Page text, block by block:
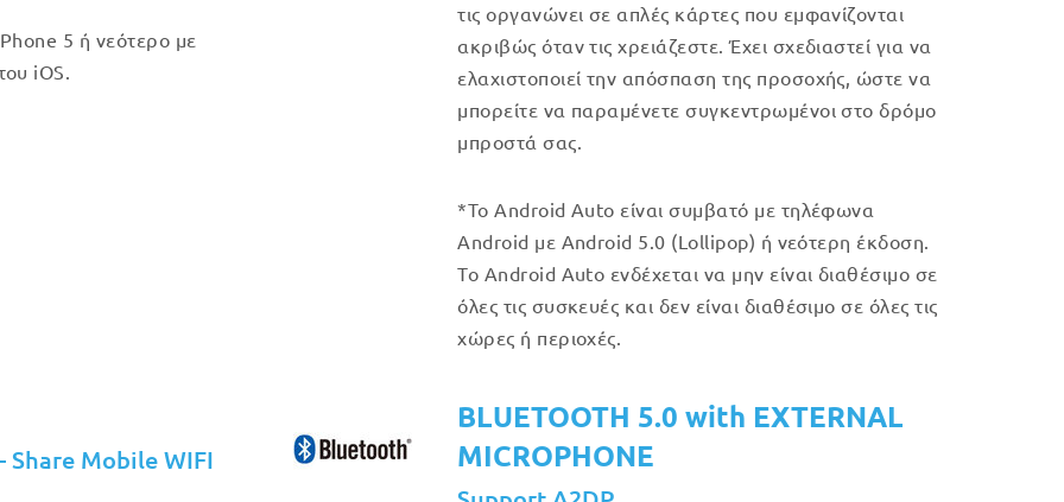
5 ή νεότερο με
iOS.
τις οργανώνει σε απλές κάρτες που εμφανίζονται
ακριβώς όταν τις χρειάζεστε. Έχει σχεδιαστεί για να
ελαχιστοποιεί την απόσπαση της προσοχής, ώστε να
μπορείτε να παραμένετε συγκεντρωμένοι στο δρόμο
μπροστά σας.
*Το Android Auto είναι συμβατό με τηλέφωνα
Android με Android 5.0 (Lollipop) ή νεότερη έκδοση.
Το Android Auto ενδέχεται να μην είναι διαθέσιμο σε
όλες τις συσκευές και δεν είναι διαθέσιμο σε όλες τις
χώρες ή περιοχές.
Mobile WIFI
BLUETOOTH 5.0 with EXTERNAL
MICROPHONE